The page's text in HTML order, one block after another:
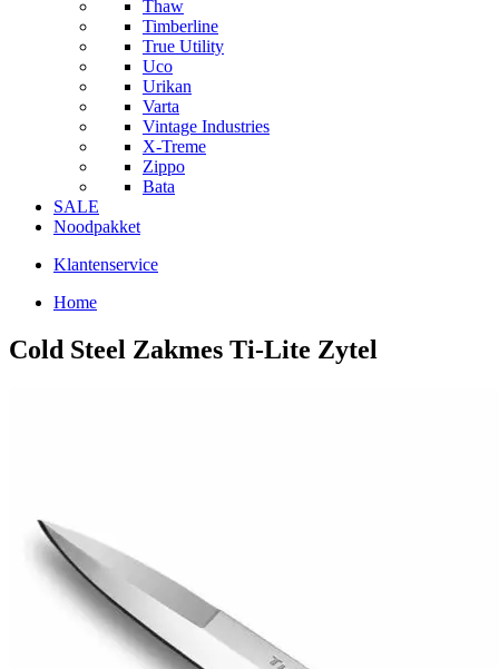
Thaw
Timberline
True Utility
Uco
Urikan
Varta
Vintage Industries
X-Treme
Zippo
Bata
SALE
Noodpakket
Klantenservice
Home
Cold Steel Zakmes Ti-Lite Zytel